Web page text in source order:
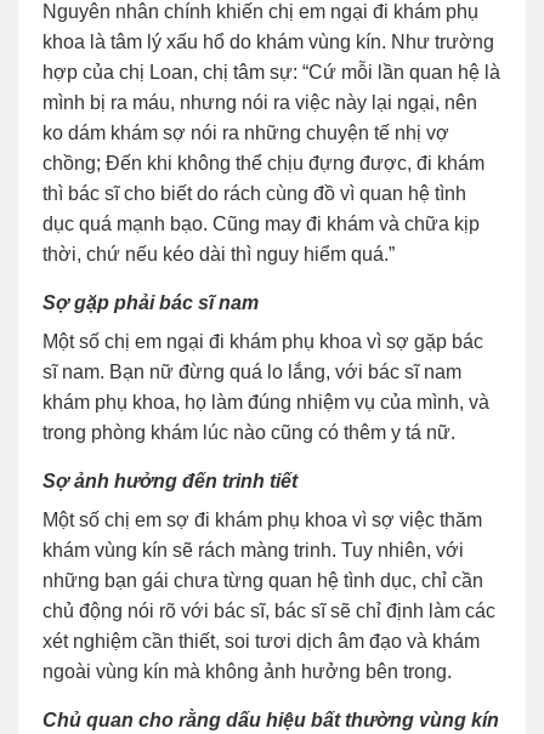
Nguyên nhân chính khiến chị em ngại đi khám phụ
khoa là tâm lý xấu hổ do khám vùng kín. Như trường
hợp của chị Loan, chị tâm sự: “Cứ mỗi lần quan hệ là
mình bị ra máu, nhưng nói ra việc này lại ngại, nên
ko dám khám sợ nói ra những chuyện tế nhị vợ
chồng; Đến khi không thể chịu đựng được, đi khám
thì bác sĩ cho biết do rách cùng đồ vì quan hệ tình
dục quá mạnh bạo. Cũng may đi khám và chữa kịp
thời, chứ nếu kéo dài thì nguy hiểm quá.”
Sợ gặp phải bác sĩ nam
Một số chị em ngại đi khám phụ khoa vì sợ gặp bác
sĩ nam. Bạn nữ đừng quá lo lắng, với bác sĩ nam
khám phụ khoa, họ làm đúng nhiệm vụ của mình, và
trong phòng khám lúc nào cũng có thêm y tá nữ.
Sợ ảnh hưởng đến trinh tiết
Một số chị em sợ đi khám phụ khoa vì sợ việc thăm
khám vùng kín sẽ rách màng trinh. Tuy nhiên, với
những bạn gái chưa từng quan hệ tình dục, chỉ cần
chủ động nói rõ với bác sĩ, bác sĩ sẽ chỉ định làm các
xét nghiệm cần thiết, soi tươi dịch âm đạo và khám
ngoài vùng kín mà không ảnh hưởng bên trong.
Chủ quan cho rằng dấu hiệu bất thường vùng kín